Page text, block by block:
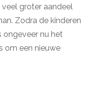
groter aandeel
Zodra de kinderen
ongeveer nu het
om een nieuwe